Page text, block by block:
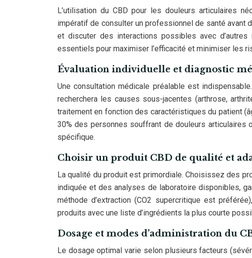
L’utilisation du CBD pour les douleurs articulaires
impératif de consulter un professionnel de santé avant
et discuter des interactions possibles avec
essentiels pour maximiser l’efficacité et minimiser les
Évaluation individuelle et diagnostic
Une consultation médicale préalable est
recherchera les causes sous-jacentes (arthrose,
traitement en fonction des caractéristiques du patient
30% des personnes souffrant de douleurs
spécifique.
Choisir un produit CBD de qualité et
La qualité du produit est primordiale. Choisissez des
indiquée et des analyses de laboratoire disponibles,
méthode d’extraction (CO2 supercritique est
produits avec une liste d’ingrédients la plus courte
Dosage et modes d’administration du
Le dosage optimal varie selon plusieurs facteurs